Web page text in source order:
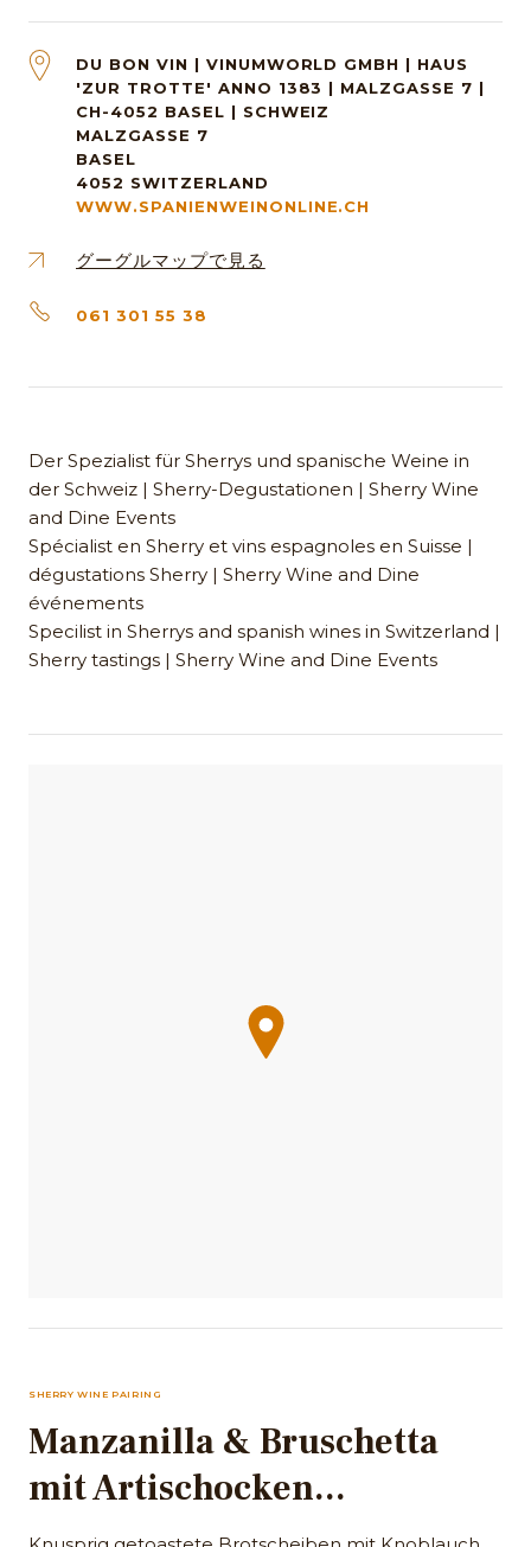
DU BON VIN | VINUMWORLD GMBH | HAUS
'ZUR TROTTE' ANNO 1383 | MALZGASSE 7 |
CH-4052 BASEL | SCHWEIZ
MALZGASSE 7
BASEL
4052 SWITZERLAND
WWW.SPANIENWEINONLINE.CH
グーグルマップで見る
061 301 55 38
Der Spezialist für Sherrys und spanische Weine in
der Schweiz | Sherry-Degustationen | Sherry Wine
and Dine Events
Spécialist en Sherry et vins espagnoles en Suisse |
dégustations Sherry | Sherry Wine and Dine
événements
Specilist in Sherrys and spanish wines in Switzerland |
Sherry tastings | Sherry Wine and Dine Events
SHERRY WINE PAIRING
Manzanilla & Bruschetta
mit Artischocken...